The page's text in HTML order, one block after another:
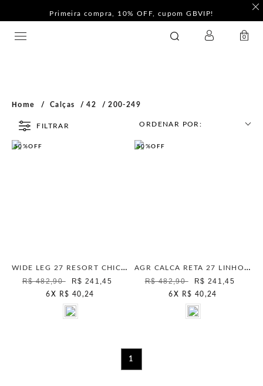
Primeira compra, 10% OFF, cupom GBVIP!
0
Home Calças 42 200-249
FILTRAR ORDENAR POR:
50%OFF
WIDE LEG 27 RESORT CHIC OLIVA SUMMER
R$ 482,90
R$ 241,45
6 X R$ 40,24
50%OFF
AGR CALCA RETA 27 LINHO ISLAND DAMASCO
R$ 482,90
R$ 241,45
6 X R$ 40,24
1